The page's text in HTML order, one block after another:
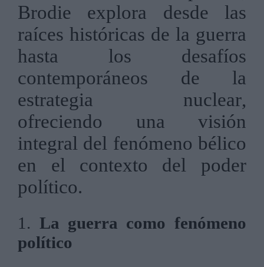
Brodie explora desde las
raíces históricas de la guerra
hasta los desafíos
contemporáneos de la
estrategia nuclear,
ofreciendo una visión
integral del fenómeno bélico
en el contexto del poder
político.
1. La guerra como fenómeno
político